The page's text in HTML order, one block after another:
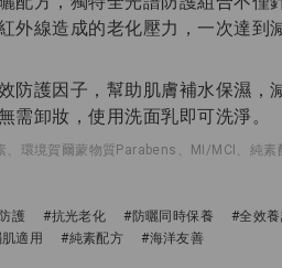
外線造成的老化壓力，一次達到
防護因子，幫助肌膚補水保濕，
需卸妝，使用洗面乳即可洗淨。
環境賀爾蒙物質Parabens、MI/MCI、純素
護 #抗光老化 #防曬同時保養 #全效
適用 #純素配方 #海洋友善